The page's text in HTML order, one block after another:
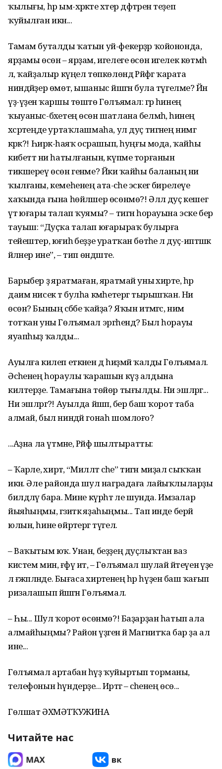
ҡылығы, һәр ым-хәрәкәте хәтер дәфтәренә теҙеп
ҡуйылған икән...
Тамам буталды ҡатын уй-фекерҙәр ҡойононда,
ярҙамы өсөн – ярҙам, игелеге өсөн игелек көтмәһә
лә, ҡайҙалыр күңел төпкөлөндә Рәйфәгә ҡарата
ниндәйҙер өмөт, ышаныс йәшәгән була түгелме? Йәнә
үҙ-үҙенә ҡаршы төштө Гөлъямал: әгәр һинең
ҡыуаныс-бәхетең өсөн шатлана белмәһә, һинең
хәсрәтеңде уртаҡлашмаһа, ул дуҫ тигәнең нимәгә
кәрәк?! Һирәк-һаяҡ осрашып, һуңғы мода, ҡайһы
кибеттә ни һатылғанын, күпме торғанын
тикшереү өсөн генәме? Йәки ҡайһы баланың ни
ҡылғаны, кемеһенең ата-әсәһе эскегә бирелеүе
хаҡында ғына һөйләшер өсөнмө?! Әллә дуҫ кешегә
үтә юғары талап ҡуямы? – тигән һорауына эске бер
тауыш: “Дуҫҡа талап юғарыраҡ булырға
тейештер, юғиһә беҙҙе уратҡан бөтәһе лә дуҫ-иптәшкә
әйләнер ине”, – тип өндәште.
Барыбер ҙә яратмаған, яратмай уны әхирәте, һәр
даим нисек тә булһа кәмһетергә тырышҡан. Ни
өсөн? Бының сәбәбе ҡайҙа? Яҡын итмәгәс, нимә
тотҡан уны Гөлъямал эргәһендә? Был һорауы
яуапһыҙ ҡалды...
Ауылға килеп еткәнен дә һиҙмәй ҡалды Гөлъямал.
Әсәһенең һораулы ҡарашын күҙ алдына
килтерҙе. Тамағына төйөр тығылды. Ни эшләргә...
Ни эшләргә?! Ауылда йәшәп, бер баш ҡорот таба
алмай, был ниндәй гонаһ шомлоғо?
...Аҙна ла үтмәне, Рәйфә шылтыратты:
– Ҡарәле, әхирәт, “Милләт әсәһе” тигән миҙал сыҡҡан
икән. Әле районда шул наградаға лайыҡлыларҙы
билдәләү бара. Мине күрһәт әле шунда. Имзалар
йыяһыңмы, гәзиткә яҙаһыңмы... Тап инде берәй
юлын, һине өйрәтергә түгел.
– Ваҡытым юҡ. Унан, беҙҙең дуҫлыҡтан ваз
кистем мин, ғәфү ит, – Гөлъямал шулай әйтеүенә үҙе
лә ғәжәпләнде. Бығаса әхирәтенең һәр һүҙенә баш ҡағып
ризалашып йәшәгән Гөлъямал.
– Һы... Шул ҡорот өсөнмө?! Баҙарҙан һатып ала
алмайһыңмы? Район үҙәгенә йә Магнитҡа бар ҙа ал
ине...
Гөлъямал артабан һүҙ ҡуйыртып торманы,
телефонын һүндерҙе... Иртәгә – әсәһенең өсө...
Гөлшат ӘХМӘТҠУЖИНА
Читайте нас